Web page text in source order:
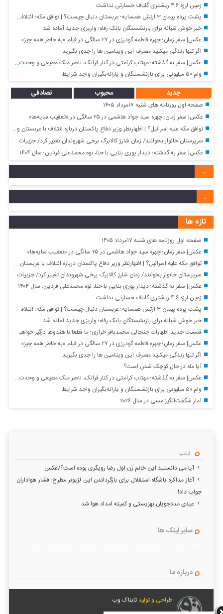
زمین لرزه ۴.۶ ریشتری گلباف خسارتی نداشت
پشت پرده پیمان ۳ ارتش همسایه؛ عربستان دنبال چیست؟ | توافق مکه؛ ائتلافی برای جنگیدن؟ | پنج نکته پیمان عربستان، ترکیه و پاکستان
خبر خوش شبانه برای بازنشستگان بانک رفاه؛ واریزی جدید آماده شد
عکس| سفر زمان؛ چهره فاطمه گودرزی در ۲۷ سالگی در فیلم «به خاطر همه چیز»
اگر تنها زندگی میکنید مصرف این ویتامین ها را جدی بگیرید
عکس| سفر به گذشته؛ مهتاب کرامتی در کنار فرانک، ناصر ملک مطیعی و وحدت؛ دهه ۹۰
وام ۵۰ میلیونی برای بازنشستگان و یارانه‌بگیران واجد شرایط
جدید محبوب تصادفی
صفحه اول روزنامه های شنبه ۱۷مرداد ۱۴۰۵
عکس| سفر زمان؛ چهره سید جواد هاشمی در ۲۵ سالگی در «تعقیب سایه‌ها»
توافق مکه علیه اسرائیل؟ | اظهارنظر وزیر دفاع پاکستان درباره ائتلاف با عربستان و ترکیه
سرپرستان خانوار بخوانند/ زمان شارژ کالابرگ برخی شهروندان تغییر کرد/ جزییات
عکس| سفر به گذشته؛ دیدار پوری بنایی با حنا، نوه محمدعلی فردین؛ سال ۱۴۰۴
..
.
تازه ها
صفحه اول روزنامه های شنبه ۱۷مرداد ۱۴۰۵
عکس| سفر زمان؛ چهره سید جواد هاشمی در ۲۵ سالگی در «تعقیب سایه‌ها»
توافق مکه علیه اسرائیل؟ | اظهارنظر وزیر دفاع پاکستان درباره ائتلاف با عربستان و ترکیه
سرپرستان خانوار بخوانند/ زمان شارژ کالابرگ برخی شهروندان تغییر کرد/ جزییات
عکس| سفر به گذشته؛ دیدار پوری بنایی با حنا، نوه محمدعلی فردین؛ سال ۱۴۰۴
زمین لرزه ۴.۶ ریشتری گلباف خسارتی نداشت
پشت پرده پیمان ۳ ارتش همسایه؛ عربستان دنبال چیست؟ | توافق مکه؛ ائتلافی برای جنگیدن؟ | پنج نکته پیمان عربستان، ترکیه و پاکستان
خبر خوش شبانه برای بازنشستگان بانک رفاه؛ واریزی جدید آماده شد
قسمت جدید اظهارات جنجالی محمدباقر خرازی؛ ما قطعا با هندوها درگیر خواهیم شد/ میان هندوها و یهودیان و اسرائیل پیوندهای ذاتی وجود دارد
عکس| سفر زمان؛ چهره فاطمه گودرزی در ۲۷ سالگی در فیلم «به خاطر همه چیز»
اگر تنها زندگی میکنید مصرف این ویتامین ها را جدی بگیرید
آیا ماه در حال کوچک شدن است؟
عکس| سفر به گذشته؛ مهتاب کرامتی در کنار فرانک، ناصر ملک مطیعی و وحدت؛ دهه ۹۰
وام ۵۰ میلیونی برای بازنشستگان و یارانه‌بگیران واجد شرایط
آمار شگفت‌انگیز مسی در سال ۲۰۲۶
آرشیو
آیا می دانستید این خانم زن اول رضا رویگری بوده است؟/عکس
آغاز مذاکره باشگاه استقلال برای بازگرداندن این لژیونر مطرح: فشار هواداران
جواب داد!
عیدی مددجویان بهزیستی و کمیته امداد هوا شد
سایر لینک ها
درباره ما
طراحی و تولیدتابناک وب